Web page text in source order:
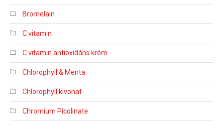
Bromelain
C vitamin
C vitamin antioxidáns krém
Chlorophyll & Menta
Chlorophyll kivonat
Chromium Picolinate